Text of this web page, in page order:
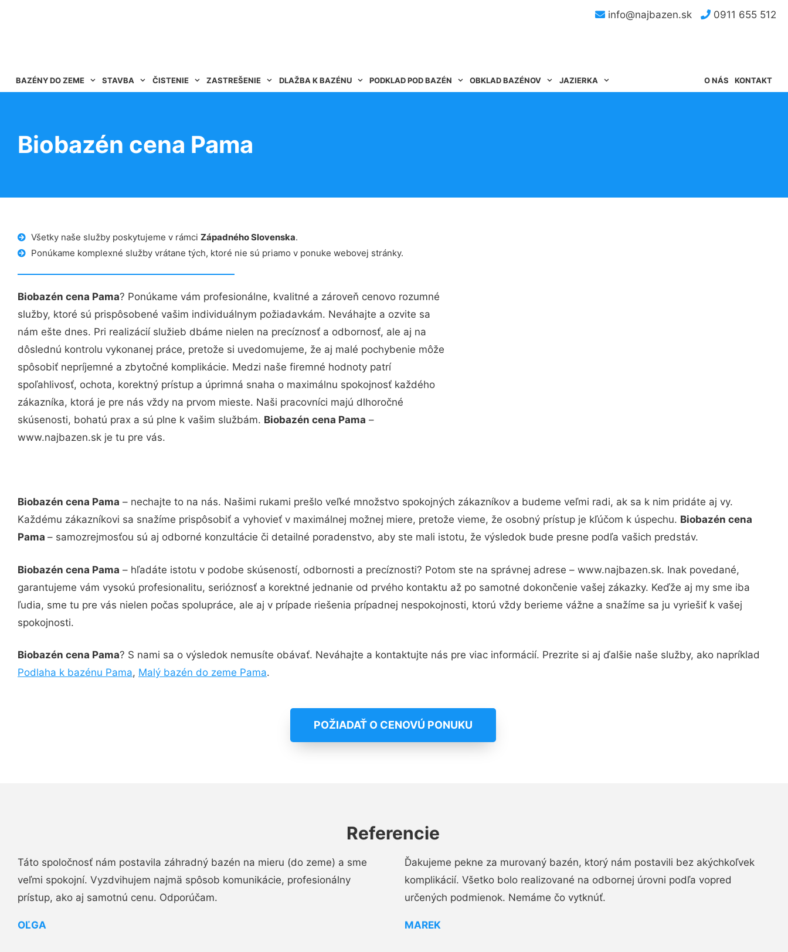
info@najbazen.sk 0911 655 512
BAZÉNY DO ZEME STAVBA ČISTENIE ZASTREŠENIE DLAŽBA K BAZÉNU PODKLAD POD BAZÉN OBKLAD BAZÉNOV JAZIERKA KONTAKT
O NÁS
Biobazén cena Pama
Všetky naše služby poskytujeme v rámci Západného Slovenska.
Ponúkame komplexné služby vrátane tých, ktoré nie sú priamo v ponuke webovej stránky.
Biobazén cena Pama? Ponúkame vám profesionálne, kvalitné a zároveň cenovo rozumné
služby, ktoré sú prispôsobené vašim individuálnym požiadavkám. Neváhajte a ozvite sa
nám ešte dnes. Pri realizácií služieb dbáme nielen na precíznosť a odbornosť, ale aj na
dôslednú kontrolu vykonanej práce, pretože si uvedomujeme, že aj malé pochybenie môže
spôsobiť nepríjemné a zbytočné komplikácie. Medzi naše firemné hodnoty patrí
spoľahlivosť, ochota, korektný prístup a úprimná snaha o maximálnu spokojnosť každého
zákazníka, ktorá je pre nás vždy na prvom mieste. Naši pracovníci majú dlhoročné
skúsenosti, bohatú prax a sú plne k vašim službám. Biobazén cena Pama –
www.najbazen.sk je tu pre vás.
Biobazén cena Pama – nechajte to na nás. Našimi rukami prešlo veľké množstvo spokojných zákazníkov a budeme veľmi radi, ak sa k nim pridáte aj vy.
Každému zákazníkovi sa snažíme prispôsobiť a vyhovieť v maximálnej možnej miere, pretože vieme, že osobný prístup je kľúčom k úspechu. Biobazén cena
Pama – samozrejmosťou sú aj odborné konzultácie či detailné poradenstvo, aby ste mali istotu, že výsledok bude presne podľa vašich predstáv.
Biobazén cena Pama – hľadáte istotu v podobe skúseností, odbornosti a precíznosti? Potom ste na správnej adrese – www.najbazen.sk. Inak povedané,
garantujeme vám vysokú profesionalitu, serióznosť a korektné jednanie od prvého kontaktu až po samotné dokončenie vašej zákazky. Keďže aj my sme iba
ľudia, sme tu pre vás nielen počas spolupráce, ale aj v prípade riešenia prípadnej nespokojnosti, ktorú vždy berieme vážne a snažíme sa ju vyriešiť k vašej
spokojnosti.
Biobazén cena Pama? S nami sa o výsledok nemusíte obávať. Neváhajte a kontaktujte nás pre viac informácií. Prezrite si aj ďalšie naše služby, ako napríklad
Podlaha k bazénu Pama, Malý bazén do zeme Pama.
POŽIADAŤ O CENOVÚ PONUKU
Referencie
Táto spoločnosť nám postavila záhradný bazén na mieru (do zeme) a sme
veľmi spokojní. Vyzdvihujem najmä spôsob komunikácie, profesionálny
prístup, ako aj samotnú cenu. Odporúčam.
OĽGA
Ďakujeme pekne za murovaný bazén, ktorý nám postavili bez akýchkoľvek
komplikácií. Všetko bolo realizované na odbornej úrovni podľa vopred
určených podmienok. Nemáme čo vytknúť.
MAREK